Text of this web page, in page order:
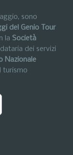
sono
del Genio Tour
la Società
dei servizi
Nazionale
turismo